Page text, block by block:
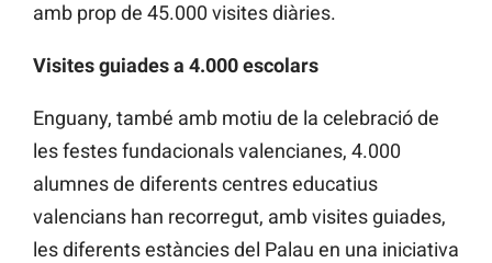
amb prop de 45.000 visites diàries.
Visites guiades a 4.000 escolars
Enguany, també amb motiu de la celebració de
les festes fundacionals valencianes, 4.000
alumnes de diferents centres educatius
valencians han recorregut, amb visites guiades,
les diferents estàncies del Palau en una iniciativa